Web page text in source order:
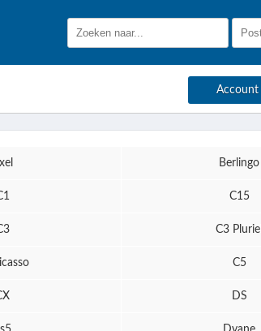
Account
Berlingo
C15
C3 Pluriel
C5
DS